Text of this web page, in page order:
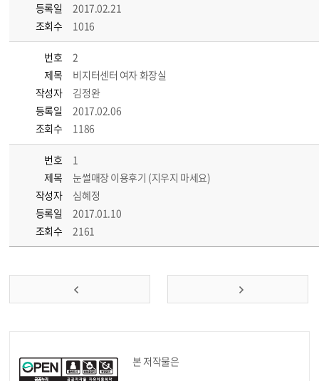
등록일
2017.02.21
조회수
1016
번호
2
제목
비지터센터 여자 화장실
작성자
김정완
등록일
2017.02.06
조회수
1186
번호
1
제목
눈썰매장 이용후기 (지우지 마세요)
작성자
심혜정
등록일
2017.01.10
조회수
2161
본 저작물은